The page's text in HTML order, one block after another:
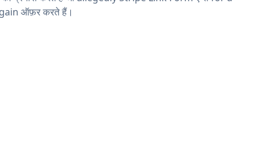
ऑफ़र करते हैं।